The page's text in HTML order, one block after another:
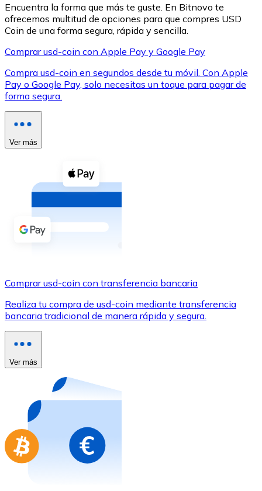
Ver todo
Compra criptomonedas con efectivo en tu tienda más
Comprar con efectivo
Transferencia SEPA
Añade fondos a tu cuenta Bitnovo o realiza compras
Comprar con Transferencia
Utiliza tarjetas Visa y Mastercard para comprar
Comprar con tarjeta
Tienda - Tarjetas regalo
Nuevo
Compra tarjetas regalo de tus marcas favoritas con
Ir a la tienda de tarjetas regalo
Encuentra la forma que más te guste. En Bitnovo te
ofrecemos multitud de opciones para que compres USD
Coin de una forma segura, rápida y sencilla.
Comprar usd-coin con Apple Pay y Google Pay
Compra usd-coin en segundos desde tu móvil. Con Apple
Pay o Google Pay, solo necesitas un toque para pagar de
forma segura.
Ver más
Comprar usd-coin con transferencia bancaria
Realiza tu compra de usd-coin mediante transferencia
bancaria tradicional de manera rápida y segura.
Ver más